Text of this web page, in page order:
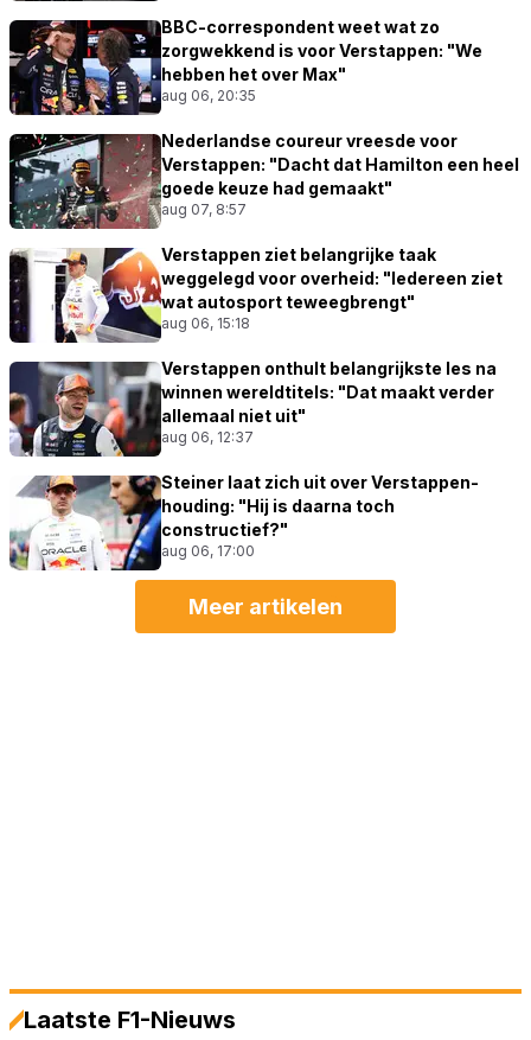
BBC-correspondent weet wat zo
zorgwekkend is voor Verstappen: "We
hebben het over Max"
aug 06, 20:35
Nederlandse coureur vreesde voor
Verstappen: "Dacht dat Hamilton een heel
goede keuze had gemaakt"
aug 07, 8:57
Verstappen ziet belangrijke taak
weggelegd voor overheid: "Iedereen ziet
wat autosport teweegbrengt"
aug 06, 15:18
Verstappen onthult belangrijkste les na
winnen wereldtitels: "Dat maakt verder
allemaal niet uit"
aug 06, 12:37
Steiner laat zich uit over Verstappen-
houding: "Hij is daarna toch
constructief?"
aug 06, 17:00
Meer artikelen
Laatste F1-Nieuws